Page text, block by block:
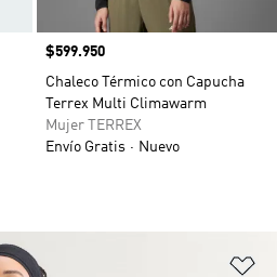
Precio
$599.950
Chaleco Térmico con Capucha
Terrex Multi Climawarm
Mujer TERREX
Envío Gratis
Nuevo